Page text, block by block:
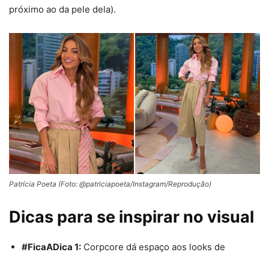
próximo ao da pele dela).
Patrícia Poeta (Foto: @patriciapoeta/Instagram/Reprodução)
Dicas para se inspirar no visual
#FicaADica 1: Corpcore dá espaço aos looks de